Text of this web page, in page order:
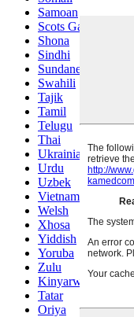
Samoan
Scots Gaelic
Shona
Sindhi
Sundanese
Swahili
Tajik
Tamil
Telugu
Thai
Ukrainian
Urdu
Uzbek
Vietnamese
Welsh
Xhosa
Yiddish
Yoruba
Zulu
Kinyarwanda
Tatar
Oriya